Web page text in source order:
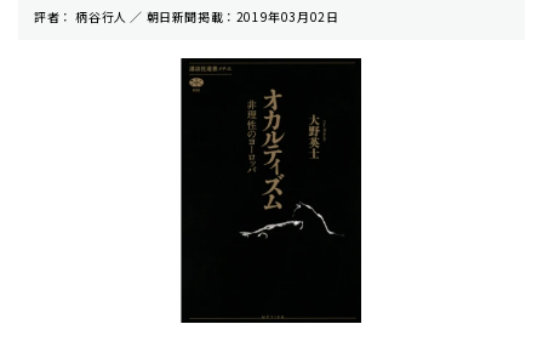
評者： 柄谷行人 ／ 朝⽇新聞掲載：2019年03月02日